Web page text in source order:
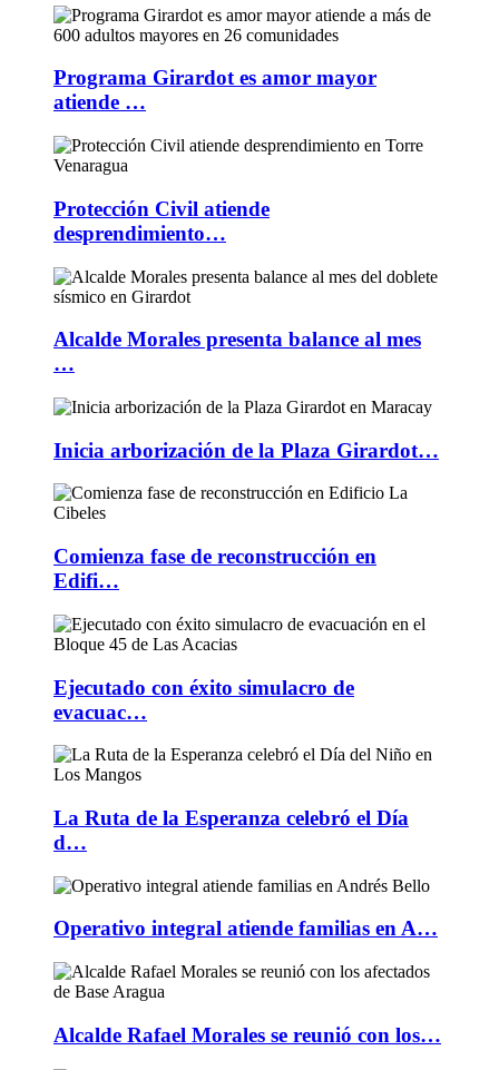
Programa Girardot es amor mayor
atiende …
Protección Civil atiende
desprendimiento…
Alcalde Morales presenta balance al mes
…
Inicia arborización de la Plaza Girardot…
Comienza fase de reconstrucción en
Edifi…
Ejecutado con éxito simulacro de
evacuac…
La Ruta de la Esperanza celebró el Día
d…
Operativo integral atiende familias en A…
Alcalde Rafael Morales se reunió con los…